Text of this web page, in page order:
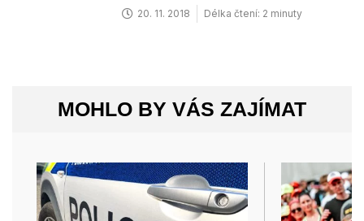
20. 11. 2018 Délka čtení: 2 minuty
MOHLO BY VÁS ZAJÍMAT